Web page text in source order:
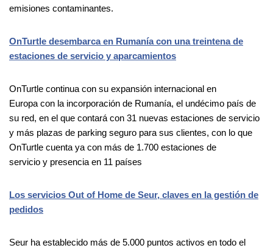
emisiones contaminantes.
OnTurtle desembarca en Rumanía con una treintena de
estaciones de servicio y aparcamientos
OnTurtle continua con su expansión internacional en
Europa con la incorporación de Rumanía, el undécimo país de
su red, en el que contará con 31 nuevas estaciones de servicio
y más plazas de parking seguro para sus clientes, con lo que
OnTurtle cuenta ya con más de 1.700 estaciones de
servicio y presencia en 11 países
Los servicios Out of Home de Seur, claves en la gestión de
pedidos
Seur ha establecido más de 5.000 puntos activos en todo el